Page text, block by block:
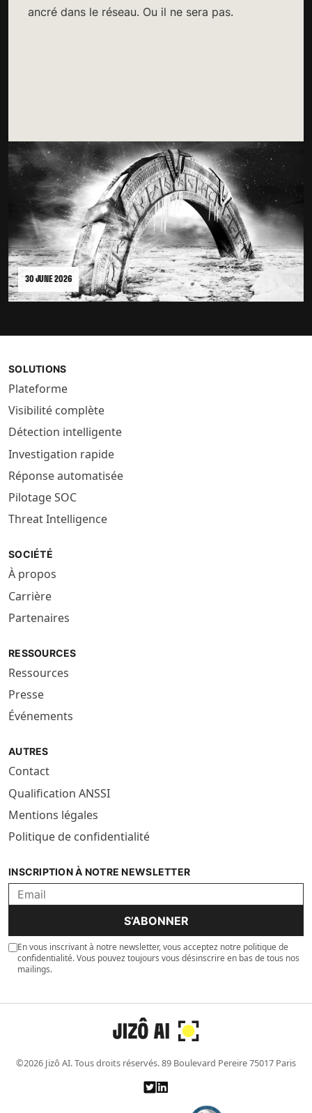
ancré dans le réseau. Ou il ne sera pas.
30 JUNE 2026
SOLUTIONS
Plateforme
Visibilité complète
Détection intelligente
Investigation rapide
Réponse automatisée
Pilotage SOC
Threat Intelligence
SOCIÉTÉ
À propos
Carrière
Partenaires
RESSOURCES
Ressources
Presse
Événements
AUTRES
Contact
Qualification ANSSI
Mentions légales
Politique de confidentialité
INSCRIPTION À NOTRE NEWSLETTER
S’ABONNER
En vous inscrivant à notre newsletter, vous acceptez notre politique de
confidentialité. Vous pouvez toujours vous désinscrire en bas de tous nos
mailings.
©2026 Jizô AI. Tous droits réservés. 89 Boulevard Pereire 75017 Paris